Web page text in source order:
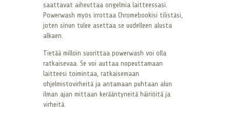
saattavat aiheuttaa ongelmia laitteessasi.
Powerwash myös irrottaa Chromebookisi tilistäsi,
joten sinun tulee asettaa se uudelleen alusta
alkaen.
Tietää milloin suorittaa powerwash voi olla
ratkaisevaa. Se voi auttaa nopeuttamaan
laitteesi toimintaa, ratkaisemaan
ohjelmistovirheitä ja antamaan puhtaan alun
ilman ajan mittaan kerääntyneitä häiriöitä ja
virheitä.